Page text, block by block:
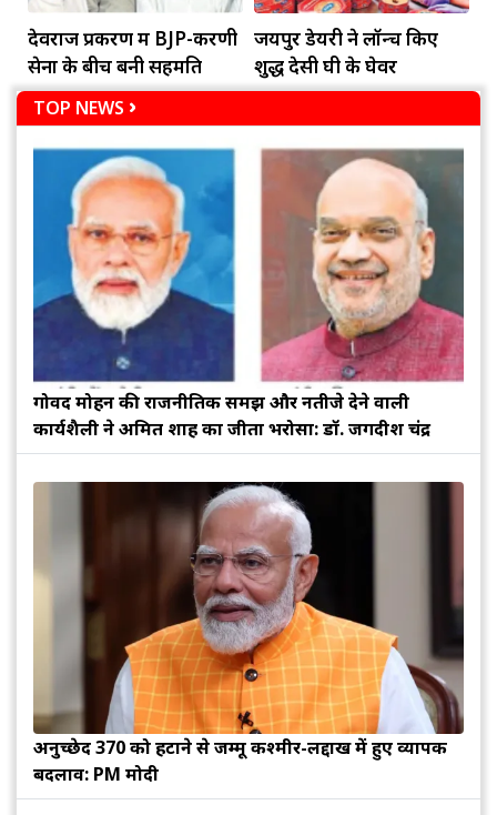
देवराज प्रकरण में BJP-करणी
सेना के बीच बनी सहमति
जयपुर डेयरी ने लॉन्च किए
शुद्ध देसी घी के घेवर
TOP NEWS
गोविंद मोहन की राजनीतिक समझ और नतीजे देने वाली
कार्यशैली ने अमित शाह का जीता भरोसा: डॉ. जगदीश चंद्र
अनुच्छेद 370 को हटाने से जम्मू कश्मीर-लद्दाख में हुए व्यापक
बदलाव: PM मोदी